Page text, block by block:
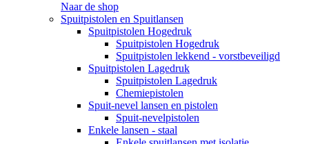
Naar de shop
Spuitpistolen en Spuitlansen
Spuitpistolen Hogedruk
Spuitpistolen Hogedruk
Spuitpistolen lekkend - vorstbeveiligd
Spuitpistolen Lagedruk
Spuitpistolen Lagedruk
Chemiepistolen
Spuit-nevel lansen en pistolen
Spuit-nevelpistolen
Enkele lansen - staal